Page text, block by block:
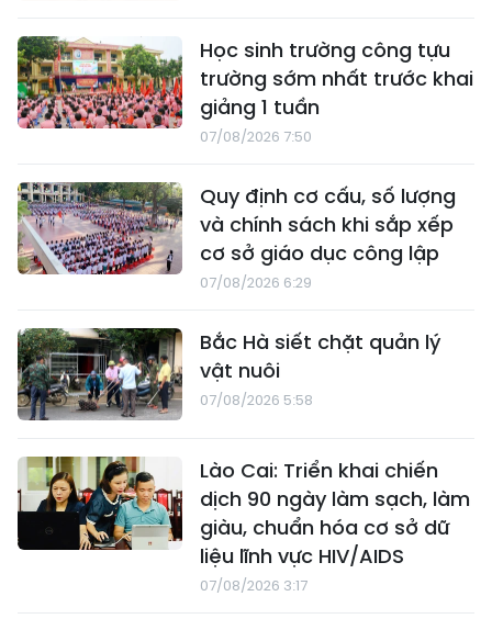
Học sinh trường công tựu
trường sớm nhất trước khai
giảng 1 tuần
07/08/2026 7:50
Quy định cơ cấu, số lượng
và chính sách khi sắp xếp
cơ sở giáo dục công lập
07/08/2026 6:29
Bắc Hà siết chặt quản lý
vật nuôi
07/08/2026 5:58
Lào Cai: Triển khai chiến
dịch 90 ngày làm sạch, làm
giàu, chuẩn hóa cơ sở dữ
liệu lĩnh vực HIV/AIDS
07/08/2026 3:17